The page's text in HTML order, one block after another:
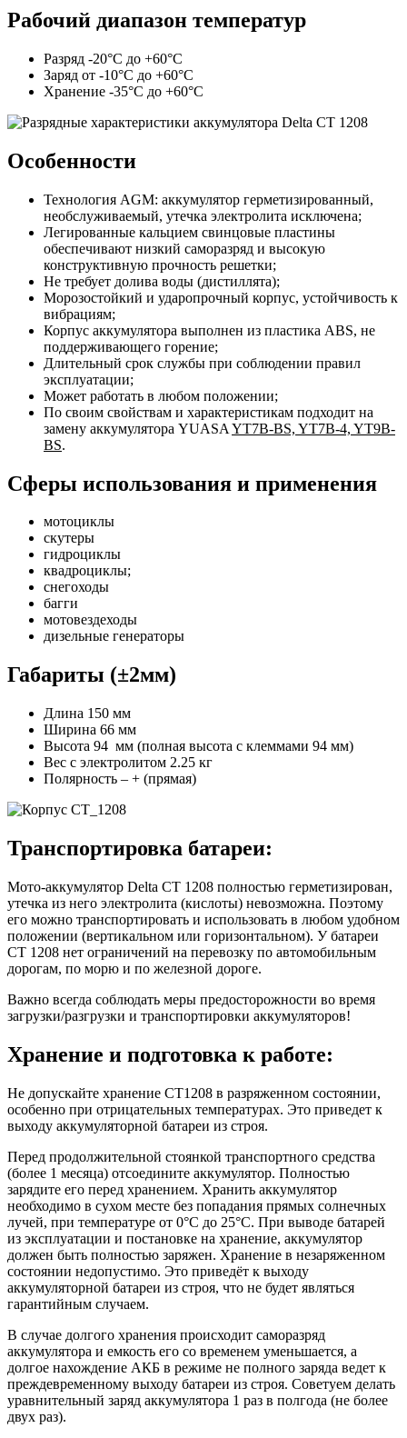
Рабочий диапазон температур
Разряд -20°С до +60°С
Заряд от -10°С до +60°С
Хранение -35°С до +60°С
Особенности
Технология AGM: аккумулятор герметизированный,
необслуживаемый, утечка электролита исключена;
Легированные кальцием свинцовые пластины
обеспечивают низкий саморазряд и высокую
конструктивную прочность решетки;
Не требует долива воды (дистиллята);
Морозостойкий и ударопрочный корпус, устойчивость к
вибрациям;
Корпус аккумулятора выполнен из пластика ABS, не
поддерживающего горение;
Длительный срок службы при соблюдении правил
эксплуатации;
Может работать в любом положении;
По своим свойствам и характеристикам подходит на
замену аккумулятора YUASA YT7B-BS, YT7B-4, YT9B-
BS.
Cферы использования и применения
мотоциклы
скутеры
гидроциклы
квадроциклы;
снегоходы
багги
мотовездеходы
дизельные генераторы
Габариты (±2мм)
Длина 150 мм
Ширина 66 мм
Высота 94 мм (полная высота с клеммами 94 мм)
Вес с электролитом 2.25 кг
Полярность – + (прямая)
Транспортировка батареи:
Мото-аккумулятор Delta CT 1208 полностью герметизирован,
утечка из него электролита (кислоты) невозможна. Поэтому
его можно транспортировать и использовать в любом удобном
положении (вертикальном или горизонтальном). У батареи
CT 1208 нет ограничений на перевозку по автомобильным
дорогам, по морю и по железной дороге.
Важно всегда соблюдать меры предосторожности во время
загрузки/разгрузки и транспортировки аккумуляторов!
Хранение и подготовка к работе:
Не допускайте хранение CT1208 в разряженном состоянии,
особенно при отрицательных температурах. Это приведет к
выходу аккумуляторной батареи из строя.
Перед продолжительной стоянкой транспортного средства
(более 1 месяца) отсоедините аккумулятор. Полностью
зарядите его перед хранением. Хранить аккумулятор
необходимо в сухом месте без попадания прямых солнечных
лучей, при температуре от 0°С до 25°С. При выводе батарей
из эксплуатации и постановке на хранение, аккумулятор
должен быть полностью заряжен. Хранение в незаряженном
состоянии недопустимо. Это приведёт к выходу
аккумуляторной батареи из строя, что не будет являться
гарантийным случаем.
В случае долгого хранения происходит саморазряд
аккумулятора и емкость его со временем уменьшается, а
долгое нахождение АКБ в режиме не полного заряда ведет к
преждевременному выходу батареи из строя. Советуем делать
уравнительный заряд аккумулятора 1 раз в полгода (не более
двух раз).